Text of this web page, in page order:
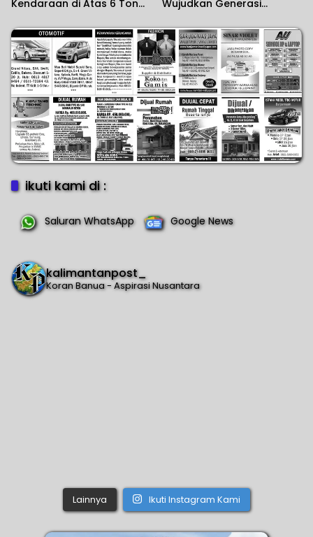
Kendaraan di Atas 6 Ton
Wujudkan Generasi
ikuti kami di :
Saluran WhatsApp Google News
kalimantanpost_
Koran Banua - Aspirasi Nusantara
Lainnya Ikuti Instagram Kami